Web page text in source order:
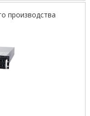
производства